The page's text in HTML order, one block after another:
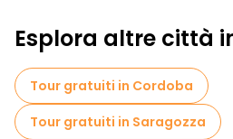
Esplora altre città
Tour gratuiti in Cordoba
Tour gratuiti in Saragozza